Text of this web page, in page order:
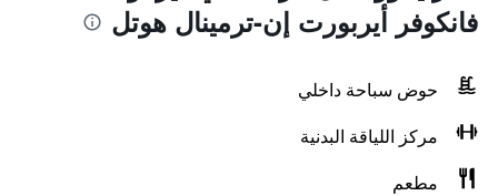
فانكوفر أيربورت إن-ترمينال هوتل
حوض سباحة داخلي
مركز اللياقة البدنية
مطعم